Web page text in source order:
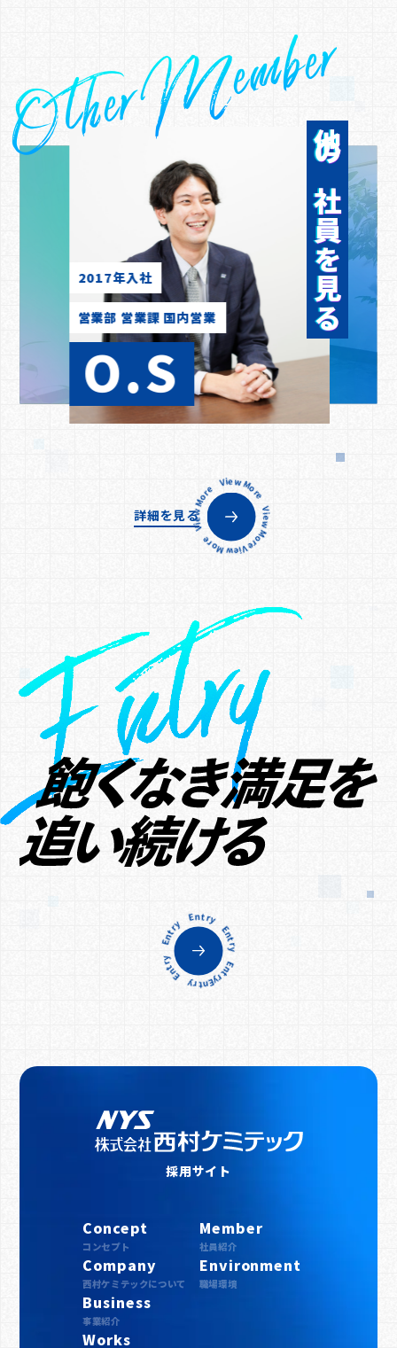
他の社員を見る
Member
2017年入社
営業部 営業課 国内営業
O.S
詳細を見るView More View More View More View More View More
Entry Entry Entry Entry Entry Entry
採用サイト
Concept
コンセプト
Company
西村ケミテックについて
Business
事業紹介
Works
Member
社員紹介
Environment
職場環境